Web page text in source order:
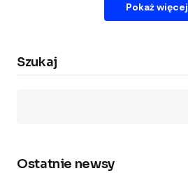
Pokaż więcej
Szukaj
Ostatnie newsy